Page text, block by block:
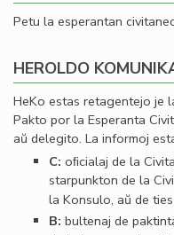
Petu la esperantan
HEROLDO
HeKo estas retagentejo je
Pakto por la Esperanta
aŭ delegito. La informoj
C: oﬁcialaj de la
starpunkton de la
la Konsulo, aŭ de
B: bultenaj de